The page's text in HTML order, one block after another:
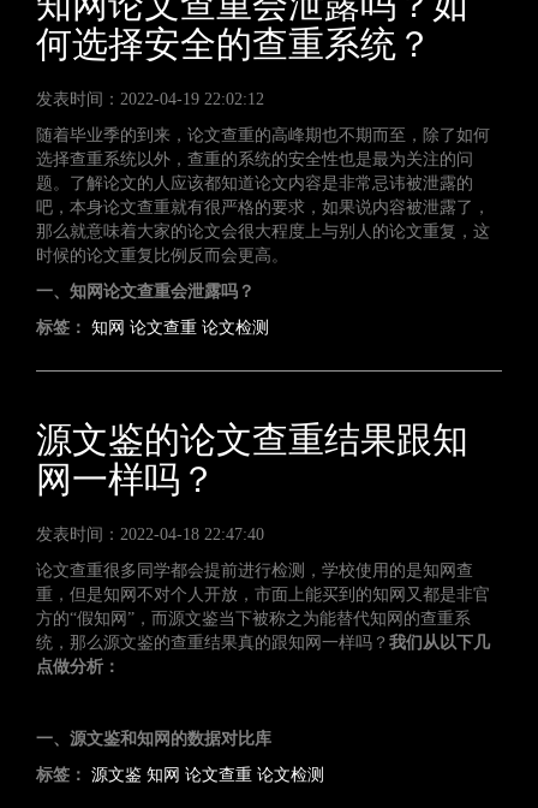
何选择安全的查重系统？
发表时间：2022-04-19 22:02:12
随着毕业季的到来，论文查重的高峰期也不期而至，除了如何
选择查重系统以外，查重的系统的安全性也是最为关注的问
题。了解论文的人应该都知道论文内容是非常忌讳被泄露的
吧，本身论文查重就有很严格的要求，如果说内容被泄露了，
那么就意味着大家的论文会很大程度上与别人的论文重复，这
时候的论文重复比例反而会更高。
一、知网论文查重会泄露吗？
标签： 知网 论文查重 论文检测
源文鉴的论文查重结果跟知
网一样吗？
发表时间：2022-04-18 22:47:40
论文查重很多同学都会提前进行检测，学校使用的是知网查
重，但是知网不对个人开放，市面上能买到的知网又都是非官
方的“假知网”，而源文鉴当下被称之为能替代知网的查重系
统，那么源文鉴的查重结果真的跟知网一样吗？ 我们从以下几
点做分析：
一、源文鉴和知网的数据对比库
标签： 源文鉴 知网 论文查重 论文检测